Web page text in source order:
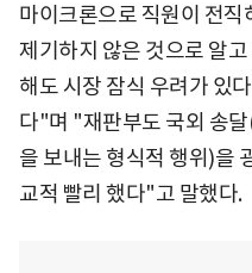
마이크론으로 직원이 전
제기하지 않은 것으로 알
해도 시장 잠식 우려가 있
다"며 "재판부도 국외 송
을 보내는 형식적 행위)을
교적 빨리 했다"고 말했다.